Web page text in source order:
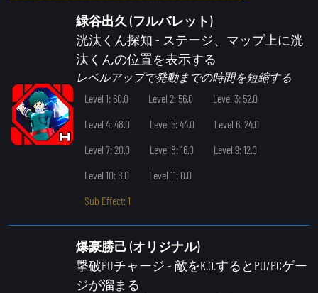
緑谷出久 (フルバレット)
洸汰くん探知 - ステージ、マップ上に洸
汰くんの位置を表示する
レベルアップで発動までの時間を短縮する
Level 1: 60.0
Level 2: 56.0
Level 3: 52.0
Level 4: 48.0
Level 5: 44.0
Level 6: 24.0
Level 7: 20.0
Level 8: 16.0
Level 9: 12.0
Level 10: 8.0
Level 11: 0.0
Sub Effect: 1
爆豪勝己 (オリジナル)
撃破PUチャージ - 敵をK.O.するとPU/PCゲー
ジが溜まる